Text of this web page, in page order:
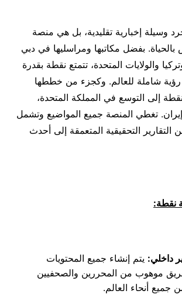
وسيلة إخبارية تقليدية، بل هي منصة
بفضل مكاتبها ومراسليها في دبي
والولايات المتحدة، تتمتع نقطة بقدرة
رؤية شاملة للعالم. وكجزء من خططها
إلى التوسع في المملكة المتحدة،
تغطي المنصة جميع المواضيع وتشمل
التقارير التحقيقية المتعمقة إلى أحدث
نقطة:
داخلي: يتم إنشاء جميع المحتويات
موهوب من المحررين والصحفيين
جميع أنحاء العالم.